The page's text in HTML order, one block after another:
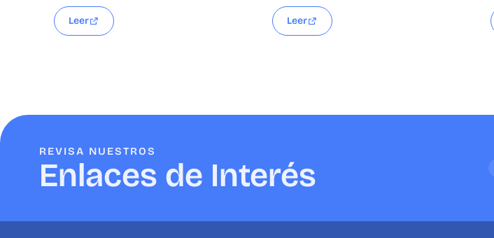
Leer Leer
Enlaces de Interés
REVISA NUESTROS